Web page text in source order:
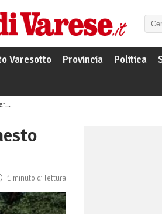
Varesotto Provincia Politica
1 minuto di lettura